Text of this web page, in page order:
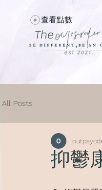
查看點數
All Posts
抑鬱